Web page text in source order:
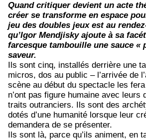
Quand critiquer devient un acte
créer se transforme en espace
jeu des doubles jeux est au
qu’Igor Mendjisky ajoute à sa
farcesque tambouille une sauce «
saveur.
Ils sont cinq, installés derrière une
micros, dos au public – l’arrivée de
scène au début du spectacle les
n’ont pas figure humaine avec leurs
traits outranciers. Ils sont des
dotés d’une humanité lorsque leur
demandera de se présenter.
Ils sont là, parce qu’ils animent, en